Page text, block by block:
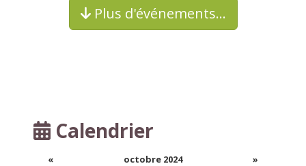
Plus d'événements…
Calendrier
« octobre 2024
»